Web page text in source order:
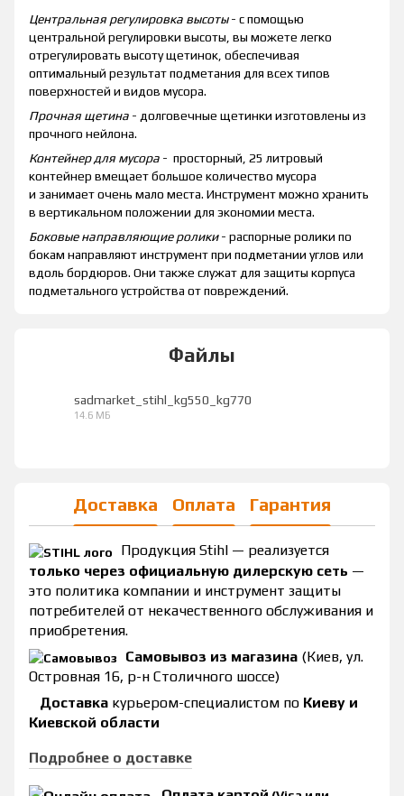
Центральная регулировка высоты- с помощью
центральной регулировки высоты, вы можете легко
отрегулировать высоту щетинок, обеспечивая
оптимальный результат подметания для всех типов
поверхностей и видов мусора.
Прочная щетина - долговечные щетинки изготовлены из
прочного нейлона.
Контейнер для мусора - просторный, 25 литровый
контейнер вмещает большое количество мусора
и занимает очень мало места. Инструмент можно хранить
в вертикальном положении для экономии места.
Боковые направляющие ролики- распорные ролики по
бокам направляют инструмент при подметании углов или
вдоль бордюров. Они также служат для защиты корпуса
подметального устройства от повреждений.
Файлы
sadmarket_stihl_kg550_kg770
14.6 МБ
Доставка Оплата Гарантия
Продукция Stihl — реализуется
только через официальную дилерскую сеть —
это политика компании и инструмент защиты
потребителей от некачественного обслуживания и
приобретения.
Самовывоз из магазина (Киев, ул.
Островная 16, р-н Столичного шоссе)
Доставка курьером-специалистом по Киеву и
Киевской области
Подробнее о доставке